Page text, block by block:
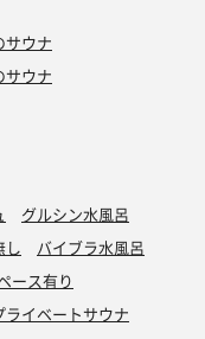
サウナ
サウナ
グルシン水風呂
し
バイブラ水風呂
ース有り
ライベートサウナ